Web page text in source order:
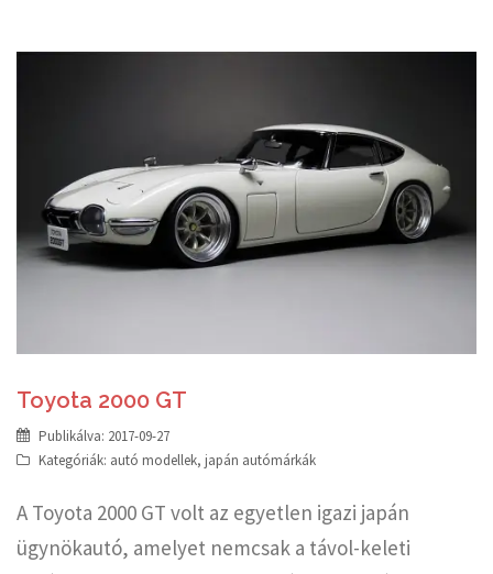
Toyota 2000 GT
Publikálva: 2017-09-27
Kategóriák: autó modellek, japán autómárkák
A Toyota 2000 GT volt az egyetlen igazi japán
ügynökautó, amelyet nemcsak a távol-keleti